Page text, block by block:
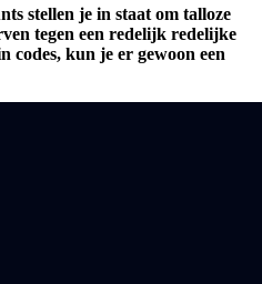
stellen je in staat om talloze
tegen een redelijk redelijke
codes, kun je er gewoon een